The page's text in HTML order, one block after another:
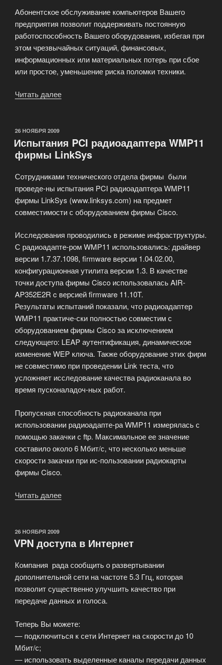
Абонентское обслуживание компьютеров Вашего
предприятия позволит поддерживать постоянную
работоспособность Вашего оборудования, избегая при
этом чрезвычайных ситуаций, финансовых,
информационных или материальных потерь при сбое
или простое, уменьшение риска поломки техники.
Читать далее
ОПУБЛИКОВАНО
26 НОЯБРЯ 2009
Испытания PCI радиоадаптера WMP11
фирмы LinkSys
Сотрудниками технического отдела фирмы были
проведе-ны испытания PCI радиоадаптера WMP11
фирмы LinkSys (www.linksys.com) на предмет
совместимости с оборудованием фирмы Cisco.
Исследования проводились в режиме инфраструктуры.
С радиоадапте-ром WMP11 использовались: драйвер
версии 1.7.37.1098, firmware версии 1.04.02.00,
конфигурационная утилита версии 1.3. В качестве
точки доступа фирмы Cisco использовалась AIR-
AP352E2R c версией firmware 11.10T.
Результаты испытаний показали, что радиоадаптер
WMP11 практиче-ски полностью совместим с
оборудованием фирмы Cisco за исключением
следующего: LEAP аутентификация, динамическое
изменение WEP ключа. Также оборудование этих фирм
не совместимо при проведении Link теста, что
усложняет исследование качества радиоканала во
время пусконаладоч-ных работ.
Пропускная способность радиоканала при
использовании радиоадапте-ра WMP11 измерялась с
помощью закачки с ftp. Максимальное ее значение
составило около 6 Мбит/с, что несколько меньше
скорости закачки при ис-пользовании радиокарты
фирмы Cisco.
Читать далее
фирмы
ОПУБЛИКОВАНО
26 НОЯБРЯ 2009
VPN доступа в Интернет
Компания рада сообщить о развертывании
дополнительной сети на частоте 5.3 Ггц, которая
позволит существенно улучшить качество при
передаче данных и голоса.
Теперь Вы можете:
— подключиться к сети Интернет на скорости до 10
Мбит/с;
— использовать выделенные каналы передачи данных